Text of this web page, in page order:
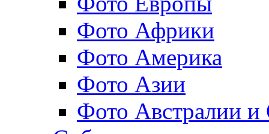
Фото Африки
Фото Америка
Фото Азии
Фото Австралии и